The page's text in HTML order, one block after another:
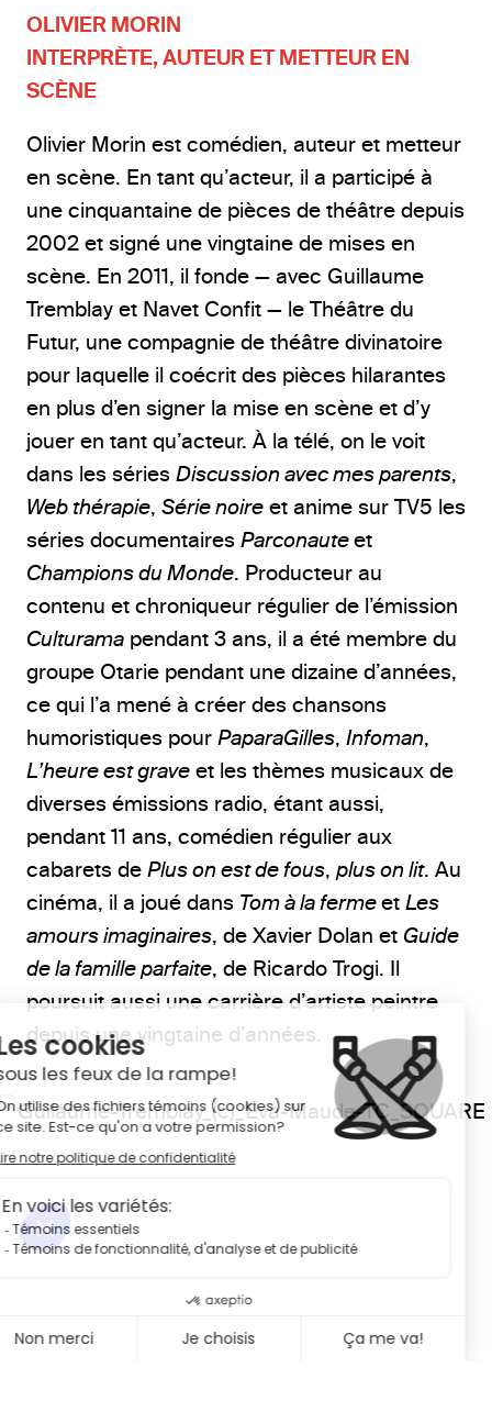
OLIVIER MORIN
INTERPRÈTE, AUTEUR ET METTEUR EN
SCÈNE
Olivier Morin est comédien, auteur et metteur
en scène. En tant qu’acteur, il a participé à
une cinquantaine de pièces de théâtre depuis
2002 et signé une vingtaine de mises en
scène. En 2011, il fonde — avec Guillaume
Tremblay et Navet Confit — le Théâtre du
Futur, une compagnie de théâtre divinatoire
pour laquelle il coécrit des pièces hilarantes
en plus d’en signer la mise en scène et d’y
jouer en tant qu’acteur. À la télé, on le voit
dans les séries Discussion avec mes parents,
Web thérapie, Série noire et anime sur TV5 les
séries documentaires Parconauteet
Champions du Monde. Producteur au
contenu et chroniqueur régulier de l’émission
Culturama pendant 3 ans, il a été membre du
groupe Otarie pendant une dizaine d’années,
ce qui l’a mené à créer des chansons
humoristiques pour PaparaGilles, Infoman,
L’heure est grave et les thèmes musicaux de
diverses émissions radio, étant aussi,
pendant 11 ans, comédien régulier aux
cabarets de Plus on est de fous, plus on lit. Au
cinéma, il a joué dans Tom à la fermeet Les
amours imaginaires, de Xavier Dolan et Guide
de la famille parfaite, de Ricardo Trogi. Il
poursuit aussi une carrière d’artiste peintre
depuis une vingtaine d’années.